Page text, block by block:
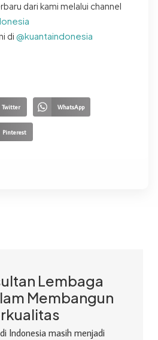
dari kami melalui channel
di @kuantaindonesia
Twitter WhatsApp
Pinterest
Lembaga
Membangun
Indonesia masih menjadi